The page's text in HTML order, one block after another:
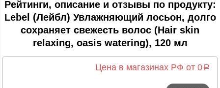
Рейтинги, описание и отзывы по продукту:
Lebel (Лейбл) Увлажняющий лосьон, долго
сохраняет свежесть волос (Hair skin
relaxing, oasis watering), 120 мл
Цена в магазинах РФ от 0a